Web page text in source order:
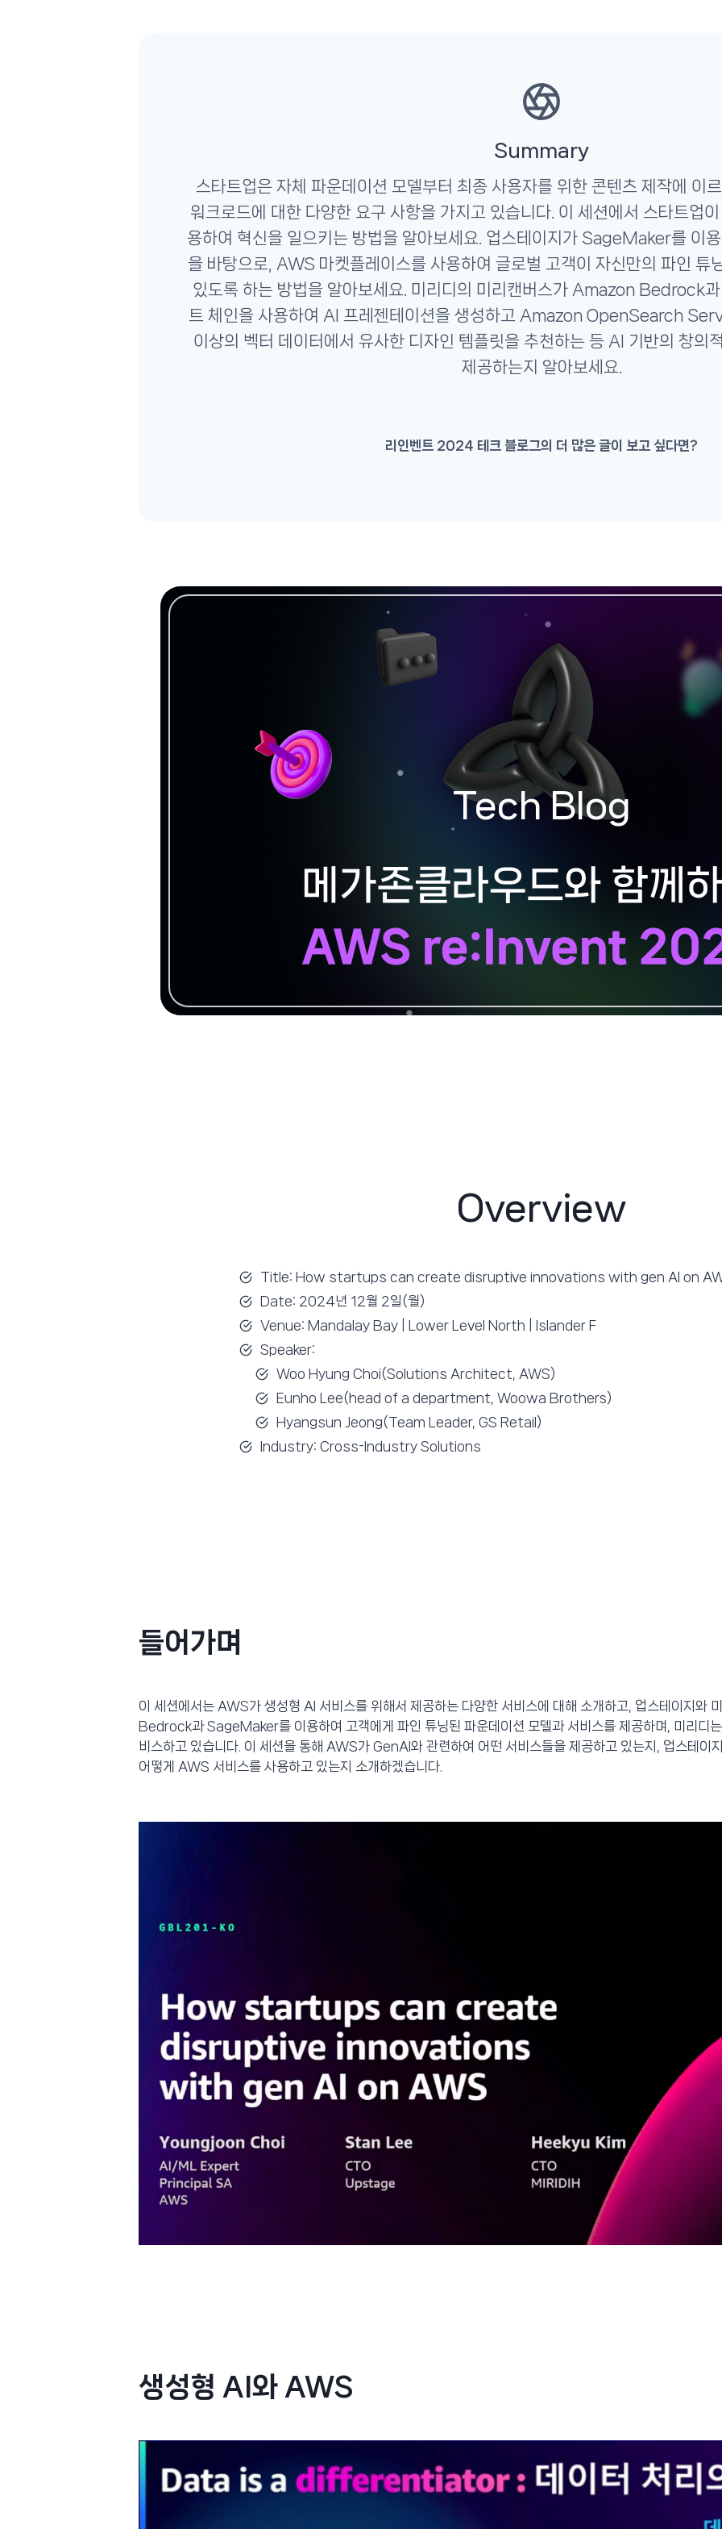
Summary
스타트업은 자체 파운데이션 모델부터 최종 사용자를 위한 콘텐츠 제작에 이
워크로드에 대한 다양한 요구 사항을 가지고 있습니다. 이 세션에서 스타트업
용하여 혁신을 일으키는 방법을 알아보세요. 업스테이지가 SageMaker를 이
을 바탕으로, AWS 마켓플레이스를 사용하여 글로벌 고객이 자신만의 파인 튜
있도록 하는 방법을 알아보세요. 미리디의 미리캔버스가 Amazon Bedrock
트 체인을 사용하여 AI 프레젠테이션을 생성하고 Amazon OpenSearch
이상의 벡터 데이터에서 유사한 디자인 템플릿을 추천하는 등 AI 기반의 창의
제공하는지 알아보세요.
리인벤트 2024 테크 블로그의 더 많은 글이 보고 싶다면?
Tech Blog
Overview
Title: How startups can create disruptive innovations with gen AI on
Date: 2024년 12월 2일(월)
Venue: Mandalay Bay | Lower Level North | Islander F
Speaker:
Woo Hyung Choi(Solutions Architect, AWS)
Eunho Lee(head of a department, Woowa Brothers)
Hyangsun Jeong(Team Leader, GS Retail)
Industry: Cross-Industry Solutions
들어가며
이 세션에서는 AWS가 생성형 AI 서비스를 위해서 제공하는 다양한 서비스에 대해 소개하고, 업스테이지와
Bedrock과 SageMaker를 이용하여 고객에게 파인 튜닝된 파운데이션 모델과 서비스를 제공하며, 미리디
비스하고 있습니다. 이 세션을 통해 AWS가 GenAI와 관련하여 어떤 서비스들을 제공하고 있는지, 업스테이
어떻게 AWS 서비스를 사용하고 있는지 소개하겠습니다.
생성형 AI와 AWS